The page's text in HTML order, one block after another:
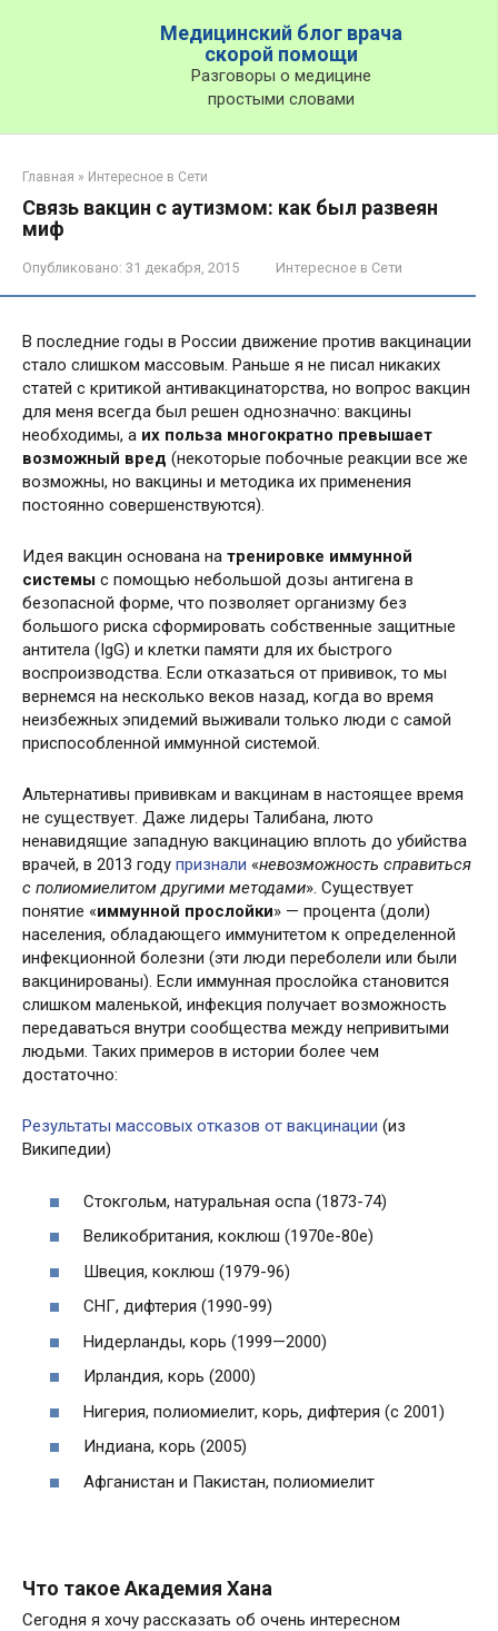
Медицинский блог врача
скорой помощи
Разговоры о медицине
простыми словами
Главная » Интересное в Сети
Связь вакцин с аутизмом: как был развеян
миф
Опубликовано: 31 декабря, 2015 Интересное в Сети
В последние годы в России движение против вакцинации
стало слишком массовым. Раньше я не писал никаких
статей с критикой антивакцинаторства, но вопрос вакцин
для меня всегда был решен однозначно: вакцины
необходимы, а их польза многократно превышает
возможный вред (некоторые побочные реакции все же
возможны, но вакцины и методика их применения
постоянно совершенствуются).
Идея вакцин основана на тренировке иммунной
системы с помощью небольшой дозы антигена в
безопасной форме, что позволяет организму без
большого риска сформировать собственные защитные
антитела (IgG) и клетки памяти для их быстрого
воспроизводства. Если отказаться от прививок, то мы
вернемся на несколько веков назад, когда во время
неизбежных эпидемий выживали только люди с самой
приспособленной иммунной системой.
Альтернативы прививкам и вакцинам в настоящее время
не существует. Даже лидеры Талибана, люто
ненавидящие западную вакцинацию вплоть до убийства
врачей, в 2013 году признали «невозможность справиться
с полиомиелитом другими методами». Существует
понятие «иммунной прослойки» — процента (доли)
населения, обладающего иммунитетом к определенной
инфекционной болезни (эти люди переболели или были
вакцинированы). Если иммунная прослойка становится
слишком маленькой, инфекция получает возможность
передаваться внутри сообщества между непривитыми
людьми. Таких примеров в истории более чем
достаточно:
Результаты массовых отказов от вакцинации (из
Википедии)
Стокгольм, натуральная оспа (1873-74)
Великобритания, коклюш (1970е-80е)
Швеция, коклюш (1979-96)
СНГ, дифтерия (1990-99)
Нидерланды, корь (1999—2000)
Ирландия, корь (2000)
Нигерия, полиомиелит, корь, дифтерия (с 2001)
Индиана, корь (2005)
Афганистан и Пакистан, полиомиелит
Что такое Академия Хана
Сегодня я хочу рассказать об очень интересном